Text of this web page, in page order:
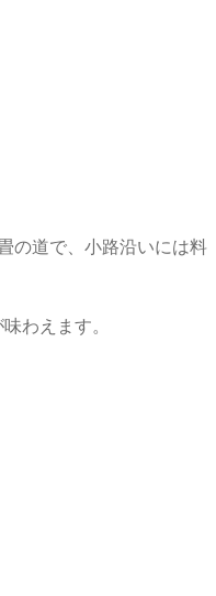
の道で、小路沿いには料
わえます。